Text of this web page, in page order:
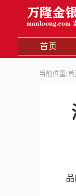
首页
当前位置:首